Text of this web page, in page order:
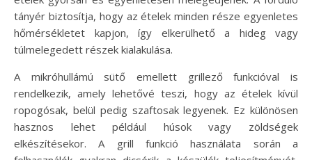
tányér biztosítja, hogy az ételek minden része egyenletes
hőmérsékletet kapjon, így elkerülhető a hideg vagy
túlmelegedett részek kialakulása.
A mikróhullámú sütő emellett grillező funkcióval is
rendelkezik, amely lehetővé teszi, hogy az ételek kívül
ropogósak, belül pedig szaftosak legyenek. Ez különösen
hasznos lehet például húsok vagy zöldségek
elkészítésekor. A grill funkció használata során a